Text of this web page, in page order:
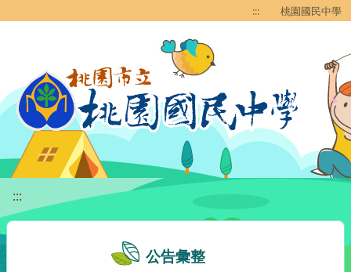
::: 桃園國民中學
:::
公告彙整